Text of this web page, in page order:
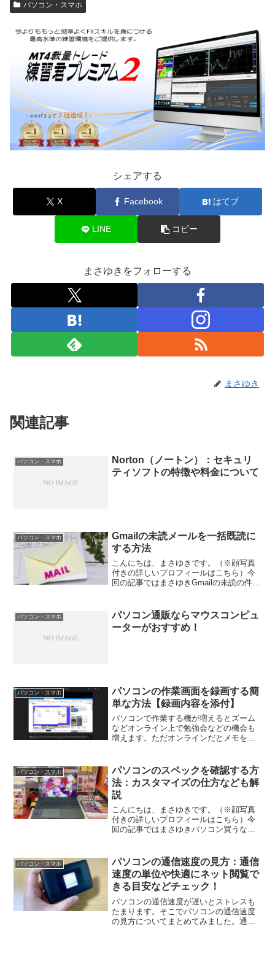
パソコン・スマホ
シェアする
X Facebook はてブ
LINE コピー
まさゆきをフォローする
まさゆき
関連記事
パソコン・スマホ
Norton（ノートン）：セキュリ
ティソフトの特徴や料金について
パソコン・スマホ
Gmailの未読メールを一括既読に
する方法
こんにちは、まさゆきです。（※顔写真
付きの詳しいプロフィールはこちら）今
回の記事ではまさゆきGmailの未読の件数
るの？という話しについてです。Gmailの
受信トレイの...
パソコン・スマホ
パソコン通販ならマウスコンピュ
ーターがおすすめ！
パソコン・スマホ
パソコンの作業画面を録画する簡
単な方法【録画内容を添付】
パソコンで作業する機が増えるとズーム
などオンライン上で勉強会などの機会も
増えます。ただオンラインだとメモを取
の勉強会などを録画できる簡単な方法を
紹介します。
パソコン・スマホ
パソコンのスペックを確認する方
法：カスタマイズの仕方なども解
説
こんにちは、まさゆきです。（※顔写真
付きの詳しいプロフィールはこちら）今
回の記事ではまさゆきパソコン買うなら
の？という話しについて触れてみようと
思います。今日は、近所の...
パソコン・スマホ
パソコンの通信速度の見方：通信
速度の単位や快適にネット閲覧で
きる目安などチェック！
パソコンの通信速度が遅いとストレスも
たまります。そこでパソコンの通信速度
の見方についてまとめてみました。通信